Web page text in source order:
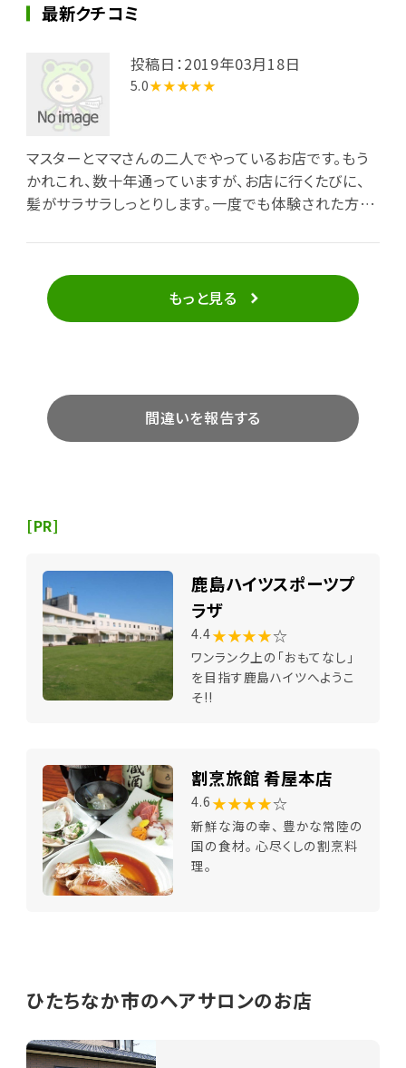
最新クチコミ
投稿日：2019年03月18日
5.0★★★★★
マスターとママさんの二人でやっているお店です。もう
かれこれ、数十年通っていますが、お店に行くたびに、
髪がサラサラしっとりします。一度でも体験された方は
雰囲気の良いお店です。ぜひ、一度行かれてみて下さ
もっと見る
間違いを報告する
[PR]
鹿島ハイツスポーツプ
ラザ
4.4★★★★☆
ワンランク上の「おもてなし」
を目指す鹿島ハイツへようこ
そ!!
割烹旅館 肴屋本店
4.6 ★★★★☆
新鮮な海の幸、 豊かな常陸の
国の食材。 心尽くしの割烹料
理。
ひたちなか市のヘアサロンのお店